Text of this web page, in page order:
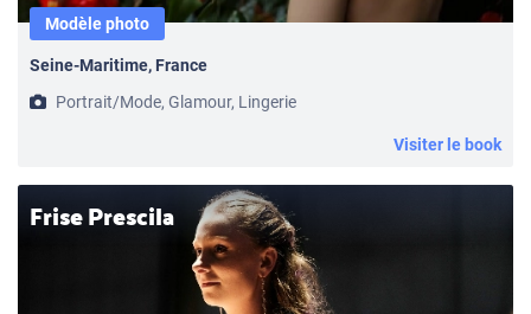
Modèle photo
Seine-Maritime, France
Portrait/Mode, Glamour, Lingerie
Visiter le book
Frise Prescila